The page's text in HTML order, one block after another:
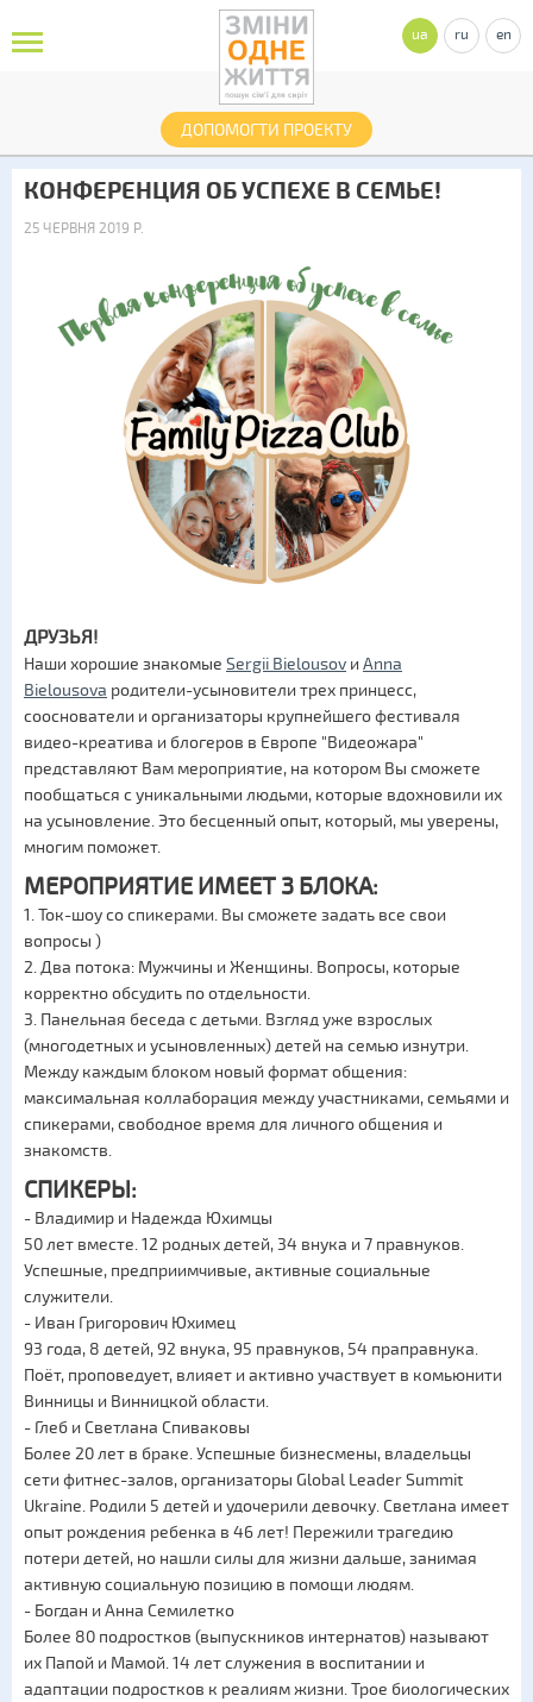
ДОПОМОГТИ ПРОЕКТУ
ua ru en
КОНФЕРЕНЦИЯ ОБ УСПЕХЕ В СЕМЬЕ!
25 ЧЕРВНЯ 2019 Р.
ДРУЗЬЯ!
Наши хорошие знакомые Sergii Bielousov и Anna
Bielousova родители-усыновители трех принцесс,
cооснователи и организаторы крупнейшего фестиваля
видео-креатива и блогеров в Европе "Видеожара"
представляют Вам мероприятие, на котором Вы сможете
пообщаться с уникальными людьми, которые вдохновили их
на усыновление. Это бесценный опыт, который, мы уверены,
многим поможет.
МЕРОПРИЯТИЕ ИМЕЕТ 3 БЛОКА:
1. Ток-шоу со спикерами. Вы сможете задать все свои
вопросы )
2. Два потока: Мужчины и Женщины. Вопросы, которые
корректно обсудить по отдельности.
3. Панельная беседа с детьми. Взгляд уже взрослых
(многодетных и усыновленных) детей на семью изнутри.
Между каждым блоком новый формат общения:
максимальная коллаборация между участниками, семьями и
спикерами, свободное время для личного общения и
знакомств.
СПИКЕРЫ:
- Владимир и Надежда Юхимцы
50 лет вместе. 12 родных детей, 34 внука и 7 правнуков.
Успешные, предприимчивые, активные социальные
служители.
- Иван Григорович Юхимец
93 года, 8 детей, 92 внука, 95 правнуков, 54 праправнука.
Поёт, проповедует, влияет и активно участвует в комьюнити
Винницы и Винницкой области.
- Глеб и Светлана Спиваковы
Более 20 лет в браке. Успешные бизнесмены, владельцы
сети фитнес-залов, организаторы Global Leader Summit
Ukraine. Родили 5 детей и удочерили девочку. Светлана имеет
опыт рождения ребенка в 46 лет! Пережили трагедию
потери детей, но нашли силы для жизни дальше, занимая
активную социальную позицию в помощи людям.
- Богдан и Анна Семилетко
Более 80 подростков (выпускников интернатов) называют
их Папой и Мамой. 14 лет служения в воспитании и
адаптации подростков к реалиям жизни. Трое биологических